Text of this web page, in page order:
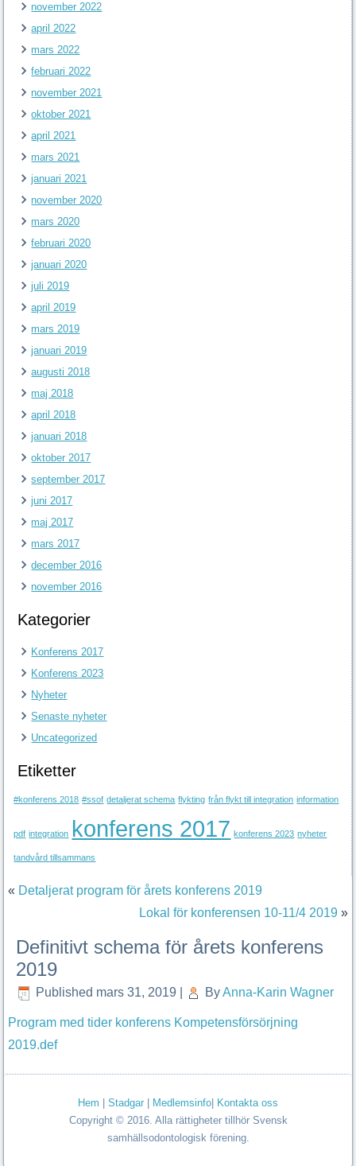
november 2022
april 2022
mars 2022
februari 2022
november 2021
oktober 2021
april 2021
mars 2021
januari 2021
november 2020
mars 2020
februari 2020
januari 2020
juli 2019
april 2019
mars 2019
januari 2019
augusti 2018
maj 2018
april 2018
januari 2018
oktober 2017
september 2017
juni 2017
maj 2017
mars 2017
december 2016
november 2016
Kategorier
Konferens 2017
Konferens 2023
Nyheter
Senaste nyheter
Uncategorized
Etiketter
#konferens 2018 #ssof detaljerat schema flykting från flykt till integration information
pdf integration konferens 2017 konferens 2023 nyheter
tandvård tillsammans
« Detaljerat program för årets konferens 2019
Lokal för konferensen 10-11/4 2019»
Definitivt schema för årets konferens
2019
Published mars 31, 2019 By Anna-Karin Wagner
Program med tider konferens Kompetensförsörjning
2019.def
Hem Stadgar Medlemsinfo Kontakta oss
Copyright © 2016. Alla rättigheter tillhör Svensk
samhällsodontologisk förening.